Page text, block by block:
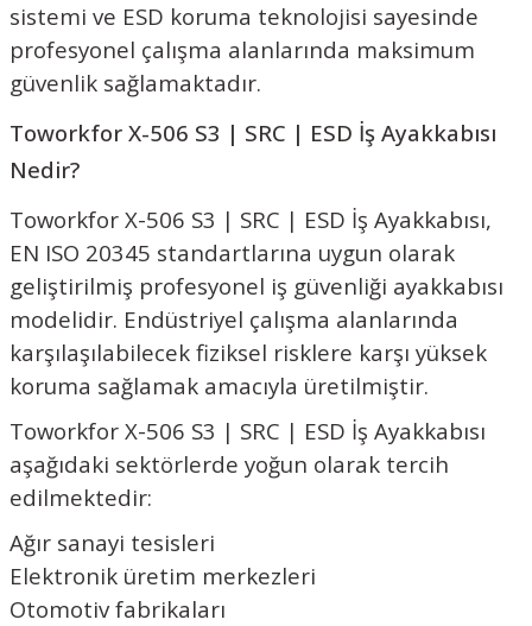
sistemi ve ESD koruma teknolojisi sayesinde
profesyonel çalışma alanlarında maksimum
güvenlik sağlamaktadır.
Toworkfor X-506 S3 | SRC | ESD İş Ayakkabısı
Nedir?
Toworkfor X-506 S3 | SRC | ESD İş Ayakkabısı,
EN ISO 20345 standartlarına uygun olarak
geliştirilmiş profesyonel iş güvenliği ayakkabısı
modelidir. Endüstriyel çalışma alanlarında
karşılaşılabilecek fiziksel risklere karşı yüksek
koruma sağlamak amacıyla üretilmiştir.
Toworkfor X-506 S3 | SRC | ESD İş Ayakkabısı
aşağıdaki sektörlerde yoğun olarak tercih
edilmektedir:
Ağır sanayi tesisleri
Elektronik üretim merkezleri
Otomotiv fabrikaları